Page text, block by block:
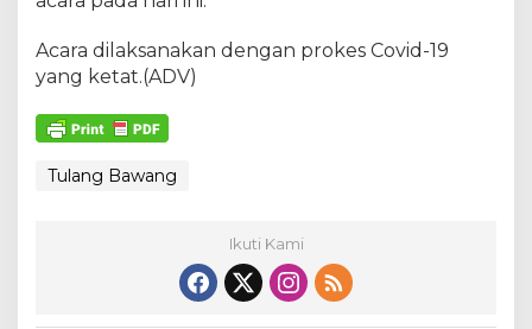
Acara dilaksanakan dengan prokes Covid-19
yang ketat.(ADV)
Tulang Bawang
Ikuti Kami